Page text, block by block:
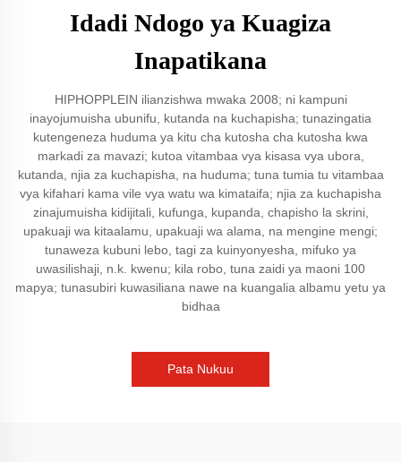
Idadi Ndogo ya Kuagiza
Inapatikana
HIPHOPPLEIN ilianzishwa mwaka 2008; ni kampuni
inayojumuisha ubunifu, kutanda na kuchapisha; tunazingatia
kutengeneza huduma ya kitu cha kutosha cha kutosha kwa
markadi za mavazi; kutoa vitambaa vya kisasa vya ubora,
kutanda, njia za kuchapisha, na huduma; tuna tumia tu vitambaa
vya kifahari kama vile vya watu wa kimataifa; njia za kuchapisha
zinajumuisha kidijitali, kufunga, kupanda, chapisho la skrini,
upakuaji wa kitaalamu, upakuaji wa alama, na mengine mengi;
tunaweza kubuni lebo, tagi za kuinyonyesha, mifuko ya
uwasilishaji, n.k. kwenu; kila robo, tuna zaidi ya maoni 100
mapya; tunasubiri kuwasiliana nawe na kuangalia albamu yetu ya
bidhaa
Pata Nukuu